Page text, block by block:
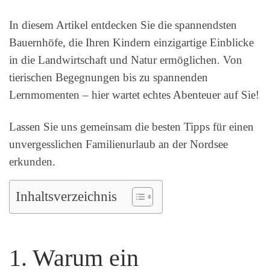
In diesem Artikel entdecken Sie die spannendsten
Bauernhöfe, die Ihren Kindern einzigartige Einblicke
in die Landwirtschaft und Natur ermöglichen. Von
tierischen Begegnungen bis zu spannenden
Lernmomenten – hier wartet echtes Abenteuer auf Sie!
Lassen Sie uns gemeinsam die besten Tipps für einen
unvergesslichen Familienurlaub an der Nordsee
erkunden.
Inhaltsverzeichnis
1. Warum ein